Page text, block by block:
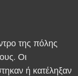
της πόλης
Οι
ή κατέληξαν